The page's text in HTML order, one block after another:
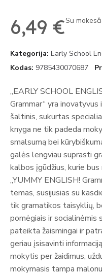
6,49 €Su
Kategorija Early School
Kodas 9785430070687
„EARLY SCHOOL
Grammar“ yra
šaltinis, sukurtas
knyga ne tik padeda
smalsumą bei
galės lengviau suprasti
kalbos įgūdžius, kurie
„YUMMY ENGLISH!
temas, susijusias su
tik gramatikos taisyklių,
pomėgiais ir socialinėmis
pateikta žaismingai ir
geriau įsisavinti
mokytis per žaidimus,
mokymasis tampa